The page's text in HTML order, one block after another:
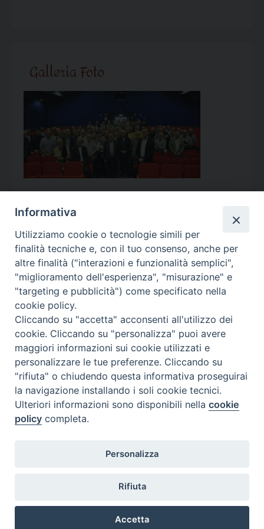
Galleria Foto
Calendario Appuntamenti
<< Ago 2026 >>
l m m g v s
d
27
28
3
4 5 6 7 8
9
10
11 12 13 14 15
17
18 19 21
24 25 26 27 28 29 30
31 1
diaconato@seminario.milano.it
Informativa
Utilizziamo cookie o tecnologie simili per
finalità tecniche e, con il tuo consenso, anche per
altre finalità ("interazioni e funzionalità semplici",
"miglioramento dell'esperienza", "misurazione" e
"targeting e pubblicità") come specificato nella
cookie policy.
Cliccando su "accetta" acconsenti all'utilizzo dei
cookie. Cliccando su "personalizza" puoi avere
maggiori informazioni sui cookie utilizzati e
personalizzare le tue preferenze. Cliccando su
"rifiuta" o chiudendo questa informativa proseguirai
la navigazione installando i soli cookie tecnici.
Ulteriori informazioni sono disponibili nellacookie
policy completa.
Personalizza
Rifiuta
Accetta